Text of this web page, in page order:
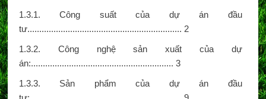
1.3.1. Công suất của dự án đầu
tư................................................................. 2
1.3.2. Công nghệ sản xuất của dự
án:............................................................ 3
1.3.3. Sản phẩm của dự án đầu